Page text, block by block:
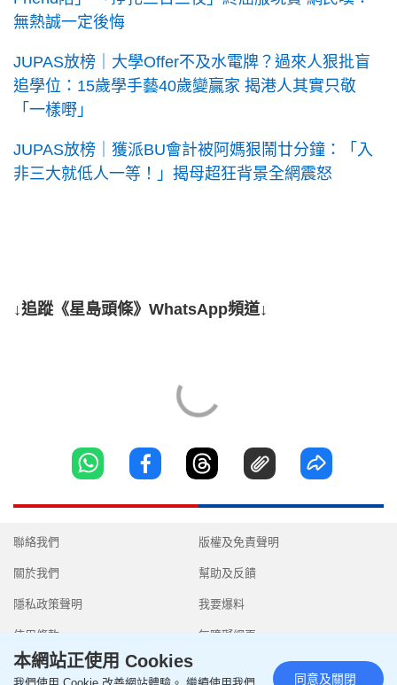
無熱誠一定後悔
JUPAS放榜｜大學Offer不及水電牌？過來人狠批盲
追學位：15歲學手藝40歲變贏家 揭港人其實只敬
「一樣嘢」
JUPAS放榜｜獲派BU會計被阿媽狠鬧廿分鐘：「入
非三大就低人一等！」揭母超狂背景全網震怒
↓追蹤《星島頭條》WhatsApp頻道↓
聯絡我們
關於我們
隱私政策聲明
使用條款
版權及免責聲明
幫助及反饋
我要爆料
無障礙網頁
本網站正使用 Cookies
同意及關閉